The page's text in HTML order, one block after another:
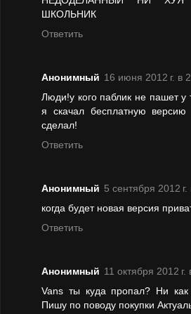
ШКОЛЬНИК
Ответить
Анонимный 16 июня 2012 г. в
Люди!у кого паблик не пашет у
я скачал бесплатную
сделал!
Ответить
Анонимный 5 сентября 2012
когда будет новая версия
Ответить
Анонимный 11 октября 2012 г.
Vans ты куда пропал? Ни как
Пишу по поводу покупки